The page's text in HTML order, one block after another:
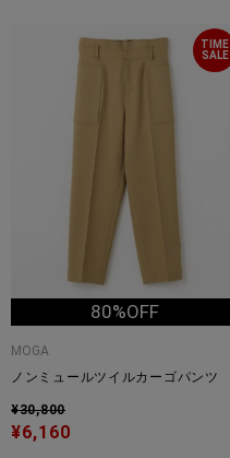
TIME
SALE
80%OFF
MOGA
ノンミュールツイルカーゴパンツ
¥30,800
¥6,160